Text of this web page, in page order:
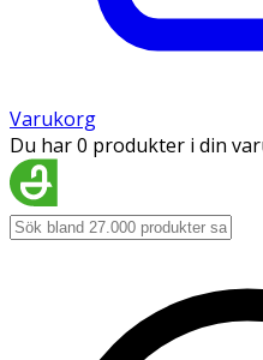
Varukorg
Du har 0 produkter i din